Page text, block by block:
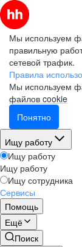
Мы используем
правильную
сетевой трафик.
Правила
Мы используем
файлов cookie
Понятно
Ищу работу
Ищу работу
Ищу работу
Ищу сотрудника
Сервисы
Помощь
Ещё
Поиск